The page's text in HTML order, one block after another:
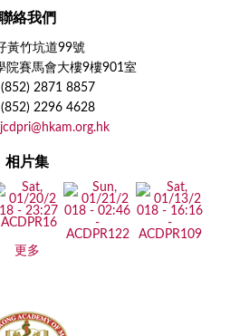
絡我們
黃竹坑道99號
院賽馬會大樓9樓901室
2871 8857
2296 4628
相片集
更多